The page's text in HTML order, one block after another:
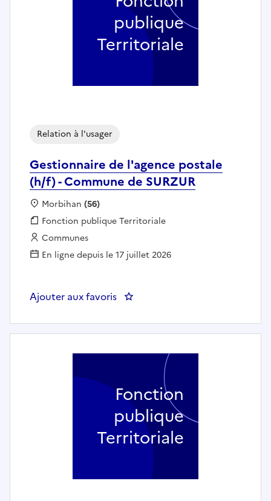
Gestionnaire de l'agence postale
(h/f) - Commune de SURZUR
Relation à l'usager
Localisation :
Morbihan (56)
Fonction publique :
Fonction publique Territoriale
Employeur :
Communes
En ligne depuis le 17 juillet 2026
Ajouter aux favoris : Gestionnaire de l'agence
publique
Territoriale
Fonction
publique
Territoriale